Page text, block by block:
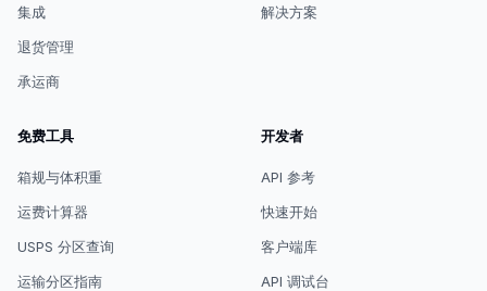
集成
退货管理
承运商
解决方案
免费工具
箱规与体积重
运费计算器
USPS 分区查询
运输分区指南
开发者
API 参考
快速开始
客户端库
API 调试台